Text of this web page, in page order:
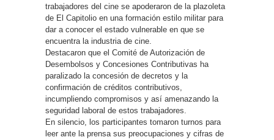
trabajadores del cine se apoderaron de la plazoleta
de El Capitolio en una formación estilo militar para
dar a conocer el estado vulnerable en que se
encuentra la industria de cine.
Destacaron que el Comité de Autorización de
Desembolsos y Concesiones Contributivas ha
paralizado la concesión de decretos y la
confirmación de créditos contributivos,
incumpliendo compromisos y así amenazando la
seguridad laboral de estos trabajadores.
En silencio, los participantes tomaron turnos para
leer ante la prensa sus preocupaciones y cifras de